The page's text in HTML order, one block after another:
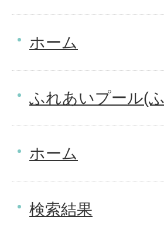
ホーム
ふれあいプール(
ホーム
検索結果